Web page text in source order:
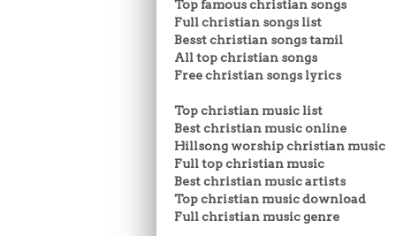
Top famous christian songs
Full christian songs list
Besst christian songs tamil
All top christian songs
Free christian songs lyrics
Top christian music list
Best christian music online
Hillsong worship christian music
Full top christian music
Best christian music artists
Top christian music download
Full christian music genre